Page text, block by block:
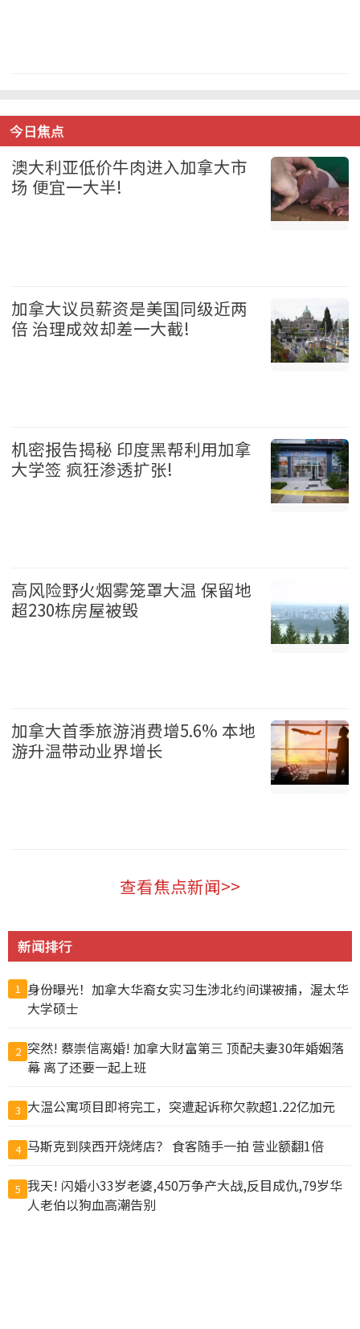
今日焦点
澳大利亚低价牛肉进入加拿大市
场 便宜一大半!
加拿大议员薪资是美国同级近两
倍 治理成效却差一大截!
机密报告揭秘 印度黑帮利用加拿
大学签 疯狂渗透扩张!
高风险野火烟雾笼罩大温 保留地
超230栋房屋被毁
加拿大首季旅游消费增5.6% 本地
游升温带动业界增长
查看焦点新闻>>
新闻排行
1 身份曝光！加拿大华裔女实习生涉北约间谍被捕，渥太华
大学硕士
2 突然! 蔡崇信离婚! 加拿大财富第三 顶配夫妻30年婚姻落
幕 离了还要一起上班
3 大温公寓项目即将完工，突遭起诉称欠款超1.22亿加元
4 马斯克到陕西开烧烤店？ 食客随手一拍 营业额翻1倍
5 我天! 闪婚小33岁老婆,450万争产大战,反目成仇,79岁华
人老伯以狗血高潮告别